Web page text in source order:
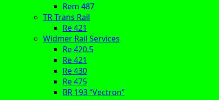
Rem 487
TR Trans Rail
Re 421
Widmer Rail Services
Re 420.5
Re 421
Re 430
Re 475
BR 193 “Vectron”